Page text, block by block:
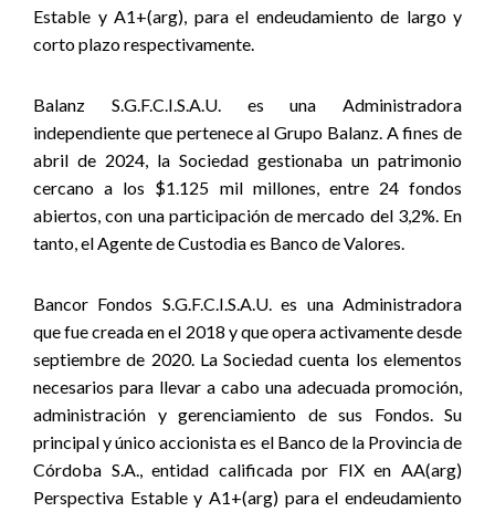
Estable y A1+(arg), para el endeudamiento de largo y
corto plazo respectivamente.
Balanz S.G.F.C.I.S.A.U. es una Administradora
independiente que pertenece al Grupo Balanz. A fines de
abril de 2024, la Sociedad gestionaba un patrimonio
cercano a los $1.125 mil millones, entre 24 fondos
abiertos, con una participación de mercado del 3,2%. En
tanto, el Agente de Custodia es Banco de Valores.
Bancor Fondos S.G.F.C.I.S.A.U. es una Administradora
que fue creada en el 2018 y que opera activamente desde
septiembre de 2020. La Sociedad cuenta los elementos
necesarios para llevar a cabo una adecuada promoción,
administración y gerenciamiento de sus Fondos. Su
principal y único accionista es el Banco de la Provincia de
Córdoba S.A., entidad calificada por FIX en AA(arg)
Perspectiva Estable y A1+(arg) para el endeudamiento